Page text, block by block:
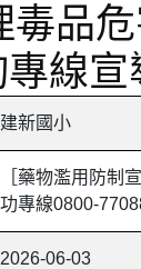
毒品
線宣
建新國小
［藥物濫用防制
功專線0800-
2026-06-03